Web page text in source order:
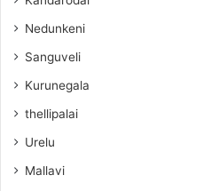
Nedunkeni
Sanguveli
Kurunegala
thellipalai
Urelu
Mallavi